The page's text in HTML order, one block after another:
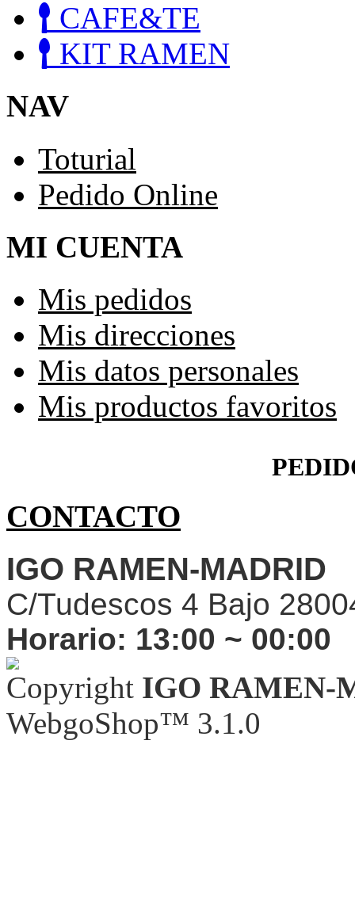
CAFE&TE
KIT RAMEN
NAV
Toturial
Pedido Online
MI CUENTA
Mis pedidos
Mis direcciones
Mis datos personales
Mis productos favoritos
CONTACTO
IGO RAMEN-MADRID
C/Tudescos 4 Bajo
Horario: 13:00 ~ 00:00
Copyright IGO RAMEN-
WebgoShop™ 3.1.0